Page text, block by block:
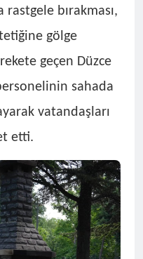
bırakması,
gölge
geçen Düzce
sahada
vatandaşları
etti.